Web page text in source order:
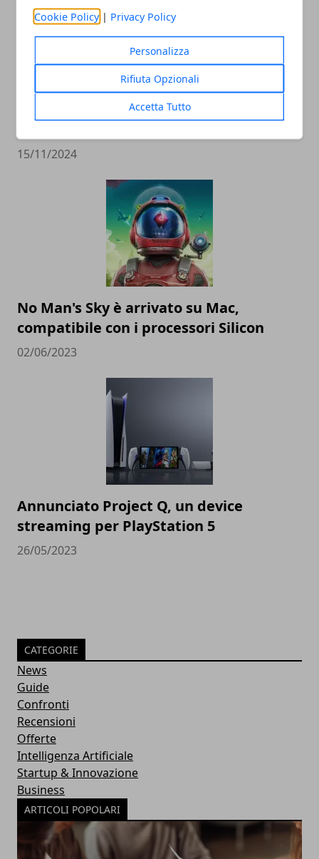
Cookie Policy | Privacy Policy
Personalizza
Rifiuta Opzionali
Accetta Tutto
PlayStation 5 Pro: tutto ciò che c’è da
sapere sulla prossima edizione della
15/11/2024
No Man's Sky è arrivato su Mac,
compatibile con i processori Silicon
02/06/2023
Annunciato Project Q, un device
streaming per PlayStation 5
26/05/2023
CATEGORIE
News
Guide
Confronti
Recensioni
Offerte
Intelligenza Artificiale
Startup & Innovazione
Business
ARTICOLI POPOLARI